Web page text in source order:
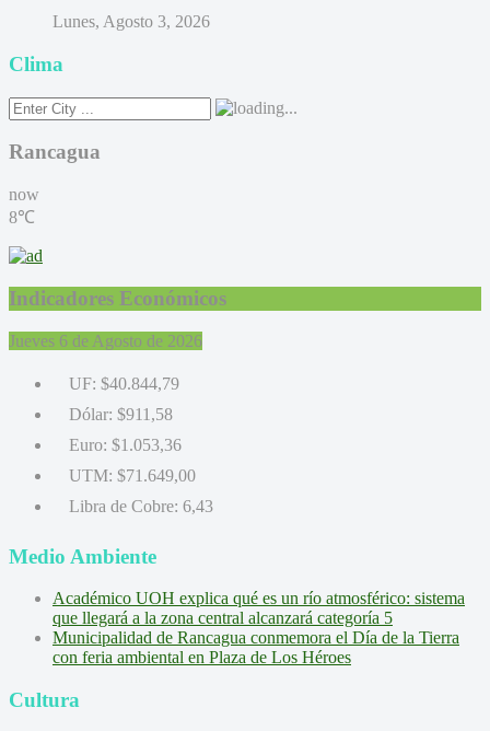
Lunes, Agosto 3, 2026
Clima
Rancagua
now
8℃
Indicadores Económicos
Jueves 6 de Agosto de 2026
UF: $40.844,79
Dólar: $911,58
Euro: $1.053,36
UTM: $71.649,00
Libra de Cobre: 6,43
Medio Ambiente
Académico UOH explica qué es un río atmosférico: sistema
que llegará a la zona central alcanzará categoría 5
Municipalidad de Rancagua conmemora el Día de la Tierra
con feria ambiental en Plaza de Los Héroes
Cultura